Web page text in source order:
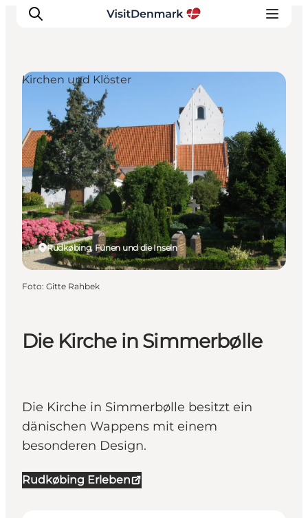
Inspiration
Regionen
Erlebnisse
Unterkünfte
Reiseplanung
Die Kirche in Simmerbølle
Die Kirche in Simmerbølle besitzt ein
dänischen Wappens mit einem
besonderen Design.
Rudkøbing Erleben
Rudkøbing, Fünen und die Inseln
Kirchen und Klöster
Foto: Gitte Rahbek